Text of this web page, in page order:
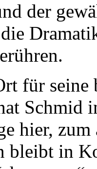
der
die
für
Schmid
hier,
bleibt in